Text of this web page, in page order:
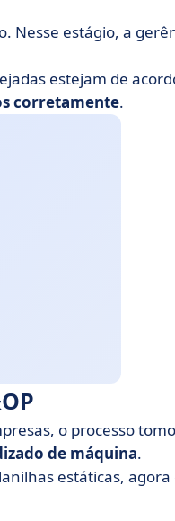
Nesse estágio, a
estejam de
corretamente.
o processo
de máquina.
estáticas,